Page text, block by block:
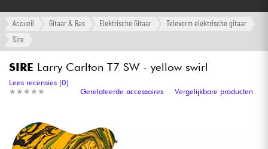
Langue
Versterker & Effecten
Synths & samplers
Accueil Gitaar & Bas Elektrische Gitaar
Televorm elektrische gitaar
Sire
SIRE Larry Carlton T7 SW - yellow swirl
★ ★ ★ ★ ★
★ ★ ★ ★ ★
Lees recensies (0)
Gerelateerde accessoires
Vergelijkbare producten